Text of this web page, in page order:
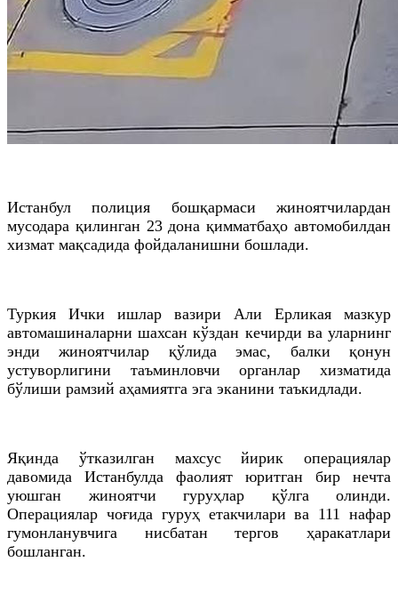
Истанбул полиция бошқармаси жиноятчилардан
мусодара қилинган 23 дона қимматбаҳо автомобилдан
хизмат мақсадида фойдаланишни бошлади.
Туркия Ички ишлар вазири Али Ерликая мазкур
автомашиналарни шахсан кўздан кечирди ва уларнинг
энди жиноятчилар қўлида эмас, балки қонун
устуворлигини таъминловчи органлар хизматида
бўлиши рамзий аҳамиятга эга эканини таъкидлади.
Яқинда ўтказилган махсус йирик операциялар
давомида Истанбулда фаолият юритган бир нечта
уюшган жиноятчи гуруҳлар қўлга олинди.
Операциялар чоғида гуруҳ етакчилари ва 111 нафар
гумонланувчига нисбатан тергов ҳаракатлари
бошланган.